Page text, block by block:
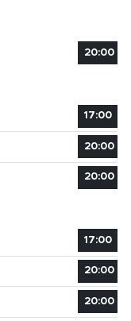
20:00
17:00
20:00
20:00
17:00
20:00
20:00